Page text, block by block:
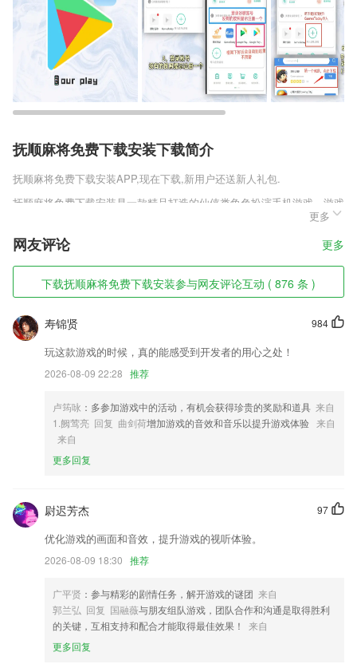
抚顺麻将免费下载安装下载简介
抚顺麻将免费下载安装APP,现在下载,新用户还送新人礼包.
抚顺麻将免费下载安装是一款精品打造的仙侠类角色扮演手机游戏，游戏
的故事背景有几千万字的小说的为你导航，各种各样的仙游玩法加入了这
款游戏，有婚恋系统、宠物养成系统，在这里你可以培养自己得说神兵，
使你自己能有更强的战斗力。
抚顺麻将免费下载安装软件特色
1,【垃圾文件】
2,为管理经营提供了一种新的有效的经营管理模式
3,【具体型号】报价参数更准确
4,每次记账，你会知道你今天、这周、这个月还剩多少预算可以支出。
6,对于维权以及数字化信息管理方面都是很有帮助的
抚顺麻将免费下载安装软件优势
2.儿童轻松学英语，英语启蒙，英文摇篮曲，经典欧美童谣，美食英文
歌，经典英文儿歌，英文儿歌，英语儿歌随身听
3.★重点难点查缺补漏，注重理解应用，掌握学习好方法
剧等形式呈现，听歌曲，练听力；记诗词，学英语；相比传统的阅读方
式，会更轻松有趣，让学习变成美妙的享受；
5.针对个体因材施教
更多
网友评论 更多
下载抚顺麻将免费下载安装参与网友评论互动 ( 876 条 )
984
寿锦贤
玩这款游戏的时候，真的能感受到开发者的用心之处！
2026-08-09 22:28 推荐
卢筠咏 ：多参加游戏中的活动，有机会获得珍贵的奖励和道具 来自
1.阙莺亮 回复 曲剑荷增加游戏的音效和音乐以提升游戏体验 来自
来自
更多回复
97
尉迟芳杰
优化游戏的画面和音效，提升游戏的视听体验。
2026-08-09 18:30 推荐
广平贤 ：参与精彩的剧情任务，解开游戏的谜团 来自
郭兰弘 回复 国融薇与朋友组队游戏，团队合作和沟通是取得胜利
的关键，互相支持和配合才能取得最佳效果！
来自
更多回复